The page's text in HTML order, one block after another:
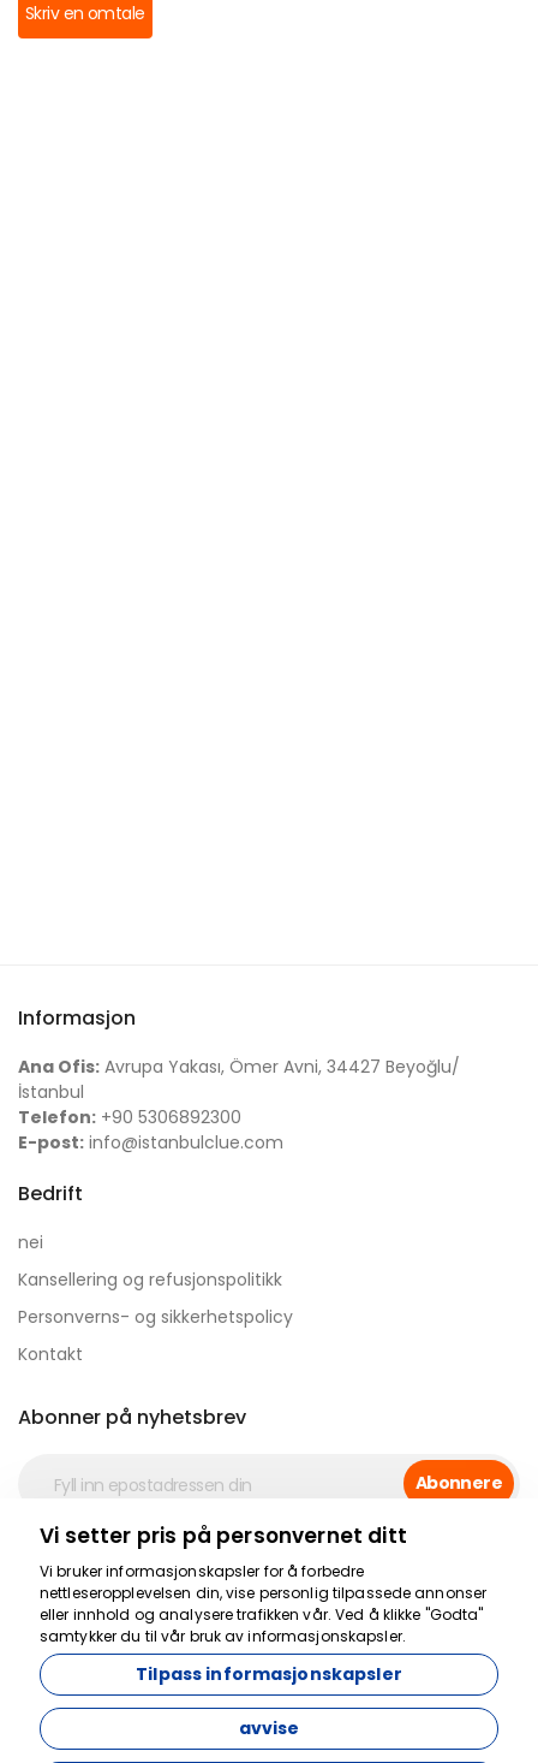
Skriv en omtale
Informasjon
Ana Ofis: Avrupa Yakası, Ömer Avni, 34427 Beyoğlu/
İstanbul
Telefon: +90 5306892300
E-post: info@istanbulclue.com
Bedrift
nei
Kansellering og refusjonspolitikk
Personverns- og sikkerhetspolicy
Kontakt
Abonner på nyhetsbrev
Abonnere
Vi setter pris på personvernet ditt
Vi bruker informasjonskapsler for å forbedre
nettleseropplevelsen din, vise personlig tilpassede annonser
eller innhold og analysere trafikken vår. Ved å klikke "Godta"
samtykker du til vår bruk av informasjonskapsler.
Tilpass informasjonskapsler
avvise